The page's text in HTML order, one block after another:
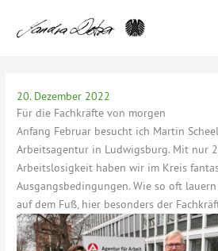
Inhalt
20. Dezember 2022
Für die Fachkräfte von morgen
Anfang Februar besucht ich Martin
Arbeitsagentur in Ludwigsburg. Mit nur
Arbeitslosigkeit haben wir im Kreis
Ausgangsbedingungen. Wie so oft
auf dem Fuß, hier besonders der